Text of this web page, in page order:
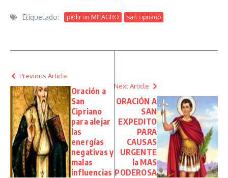
Etiquetado: pedir un MILAGRO san cipriano
Previous Article
Oración a
San
Cipriano
para alejar
las
energías
negativas y
malas
influencias
Next Article
ORACIÓN A
SAN
EXPEDITO
PARA
CAUSAS
URGENTE
la MAS
PODEROSA